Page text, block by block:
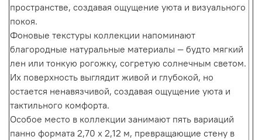
пространстве, создавая ощущение уюта и визуального
покоя.
Фоновые текстуры коллекции напоминают
благородные натуральные материалы — будто мягкий
лен или тонкую рогожку, согретую солнечным светом.
Их поверхность выглядит живой и глубокой, но
остается ненавязчивой, создавая ощущение уюта и
тактильного комфорта.
Особое место в коллекции занимают пять вариаций
панно формата 2,70 x 2,12 м, превращающие стену в